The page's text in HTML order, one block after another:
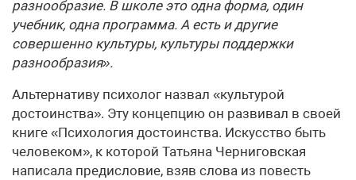
разнообразие. В школе это одна форма, один
учебник, одна программа. А есть и другие
совершенно культуры, культуры поддержки
разнообразия».
Альтернативу психолог назвал «культурой
достоинства». Эту концепцию он развивал в своей
книге «Психология достоинства. Искусство быть
человеком», к которой Татьяна Черниговская
написала предисловие, взяв слова из повесть